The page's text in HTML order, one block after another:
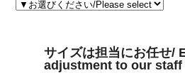
サイズは担当にお任せ/
adjustment to our staff